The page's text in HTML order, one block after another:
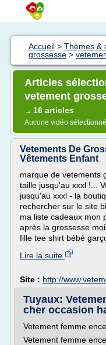
Accueil > Thèmes &
grossesse >
Articles
vetement
→ 16 articles
Aucune vidéo
Vetements De
Vêtements Enfant
marque de vetements
taille jusqu'au xxxl !...
jusqu'au xxxl - la
rechercher sur le site
ma liste cadeaux mon
après la grossesse
fille tee shirt bébé
Lire la suite
Site : http://
Tuyaux:
cher occasion
Vetement femme
Vetement femme